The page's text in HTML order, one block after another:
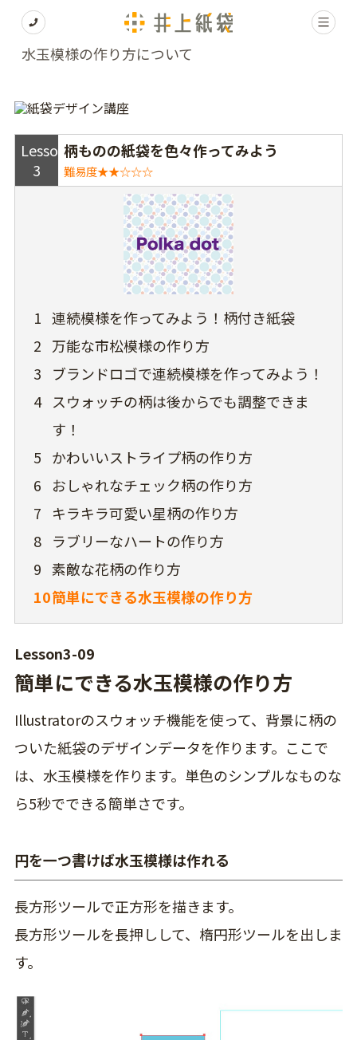
水玉模様の作り方について
Lesson
3
柄ものの紙袋を色々作ってみよう
難易度★★☆☆☆
1 連続模様を作ってみよう！柄付き紙袋
2 万能な市松模様の作り方
3
ブランドロゴで連続模様を作ってみよう！
4
スウォッチの柄は後からでも調整できま
す！
5 かわいいストライプ柄の作り方
6
おしゃれなチェック柄の作り方
7
キラキラ可愛い星柄の作り方
8 ラブリーなハートの作り方
9 素敵な花柄の作り方
10簡単にできる水玉模様の作り方
Lesson3-09
簡単にできる水玉模様の作り方
Illustratorのスウォッチ機能を使って、背景に柄の
ついた紙袋のデザインデータを作ります。ここで
は、水玉模様を作ります。単色のシンプルなものな
ら5秒でできる簡単さです。
円を一つ書けば水玉模様は作れる
長方形ツールで正方形を描きます。
長方形ツールを長押しして、楕円形ツールを出しま
す。